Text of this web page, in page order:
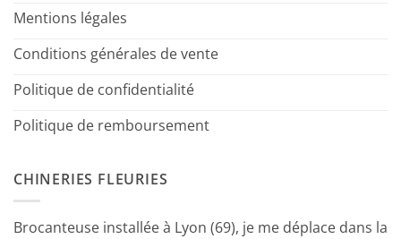
Mentions légales
Conditions générales de vente
Politique de confidentialité
Politique de remboursement
CHINERIES FLEURIES
Brocanteuse installée à Lyon (69), je me déplace dans la